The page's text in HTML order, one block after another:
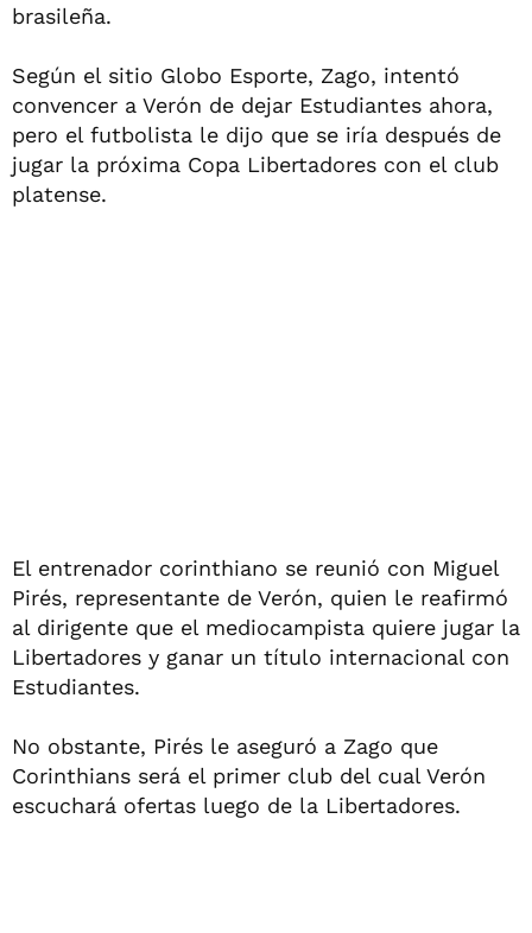
brasileña.
Según el sitio Globo Esporte, Zago, intentó
convencer a Verón de dejar Estudiantes ahora,
pero el futbolista le dijo que se iría después de
jugar la próxima Copa Libertadores con el club
platense.
El entrenador corinthiano se reunió con Miguel
Pirés, representante de Verón, quien le reafirmó
al dirigente que el mediocampista quiere jugar la
Libertadores y ganar un título internacional con
Estudiantes.
No obstante, Pirés le aseguró a Zago que
Corinthians será el primer club del cual Verón
escuchará ofertas luego de la Libertadores.